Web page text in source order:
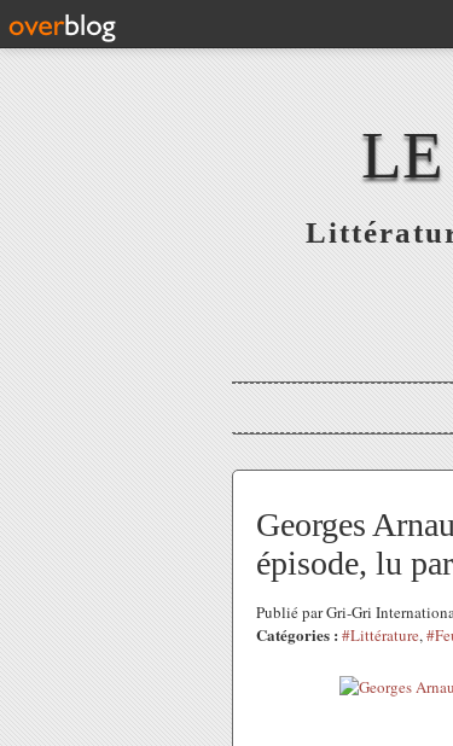
Georges
épisode, lu
Publié par Gri-Gri
Catégories : #Littérature,